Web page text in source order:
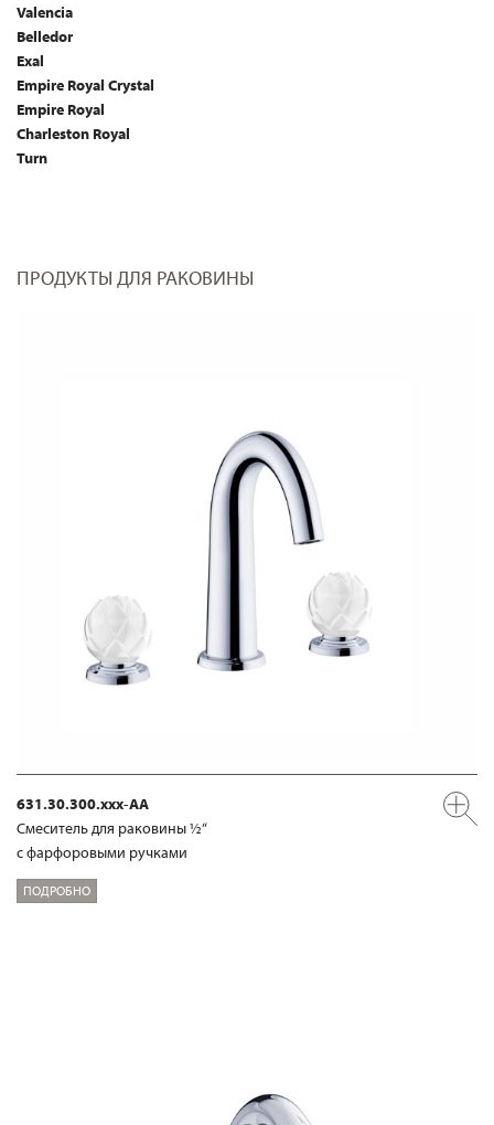
Valencia
Belledor
Exal
Empire Royal Crystal
Empire Royal
Charleston Royal
Turn
ПРОДУКТЫ ДЛЯ РАКОВИНЫ
631.30.300.xxx-AA
Смеситель для раковины ½“
с фарфоровыми ручками
ПОДРОБНО